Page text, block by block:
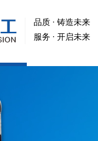
品质 · 铸造未来
服务 · 开启未来